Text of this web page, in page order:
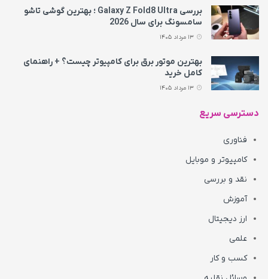
بررسی Galaxy Z Fold8 Ultra ؛ بهترین گوشی تاشو
سامسونگ برای سال 2026
بهترین موتور برق برای کامپیوتر چیست؟ + راهنمای
کامل خرید
دسترسی سریع
فناوری
کامپیوتر و موبایل
نقد و بررسی
آموزش
ارز دیجیتال
علمی
کسب و کار